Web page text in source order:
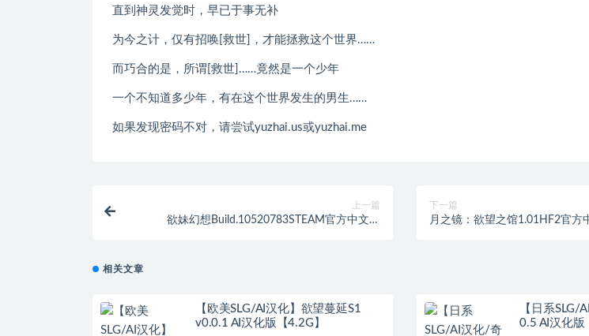
直到神灵发觉时，早已于事无补
为今之计，仅有招唤[救世]，才能拯救这个世界……
而巧合的是，所谓[救世]……竟然是一个少年
一个不知道多少年，有在这个世界发生的男生……
如果发现密码不对，请尝试yuzhai.us或yuzhai.me
上一篇
欲妹幻想Build.10520783STEAM官方中文版
下一篇
月之镜：欲望之馆1.01HF2官方
相关文章
【欧美SLG/AI汉化】欲望蔓延S1
v0.0.1 AI汉化版【4.2G】
【日系SLG/
0.5 AI汉化版